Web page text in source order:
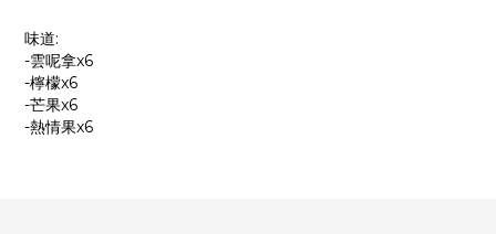
味道:
-雲呢拿x6
-檸檬x6
-芒果x6
-熱情果x6